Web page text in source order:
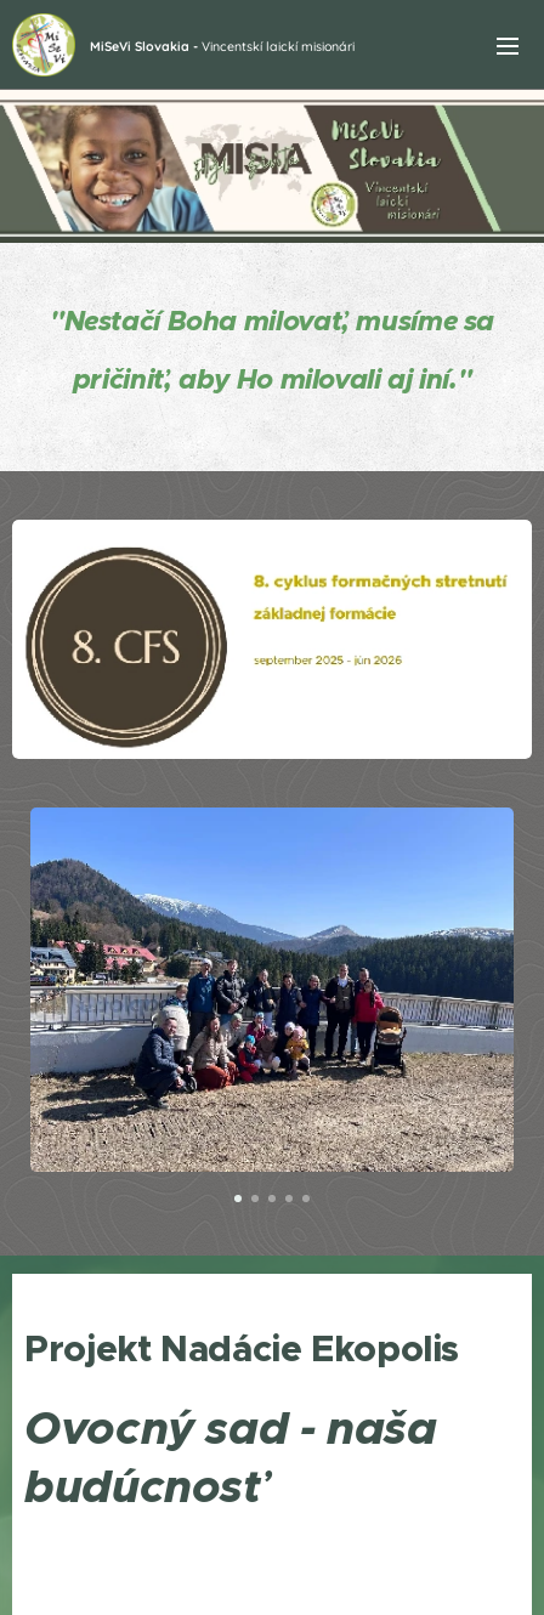
MiSeVi Slovakia - Vincentskí laickí misionári
"Nestačí Boha milovať, musíme sa
pričiniť, aby Ho milovali aj iní."
Projekt Nadácie Ekopolis
Ovocný sad - naša
budúcnosť